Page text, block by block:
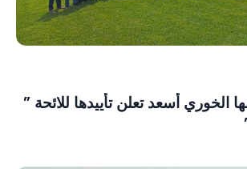
الخوري أسعد تعلن تأييدها للائحة ”